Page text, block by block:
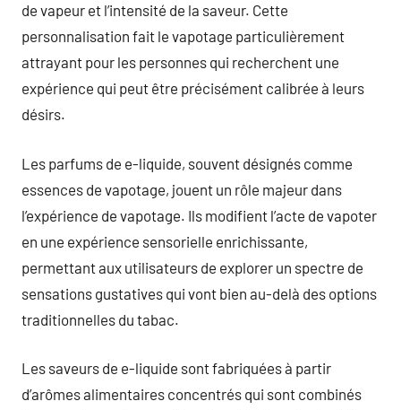
de vapeur et l’intensité de la saveur. Cette
personnalisation fait le vapotage particulièrement
attrayant pour les personnes qui recherchent une
expérience qui peut être précisément calibrée à leurs
désirs.
Les parfums de e-liquide, souvent désignés comme
essences de vapotage, jouent un rôle majeur dans
l’expérience de vapotage. Ils modifient l’acte de vapoter
en une expérience sensorielle enrichissante,
permettant aux utilisateurs de explorer un spectre de
sensations gustatives qui vont bien au-delà des options
traditionnelles du tabac.
Les saveurs de e-liquide sont fabriquées à partir
d’arômes alimentaires concentrés qui sont combinés